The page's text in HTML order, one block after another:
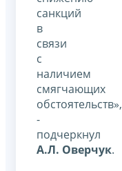
санкций
в
связи
с
наличием
смягчающих
обстоятельств»,
-
подчеркнул
А.Л. Оверчук.